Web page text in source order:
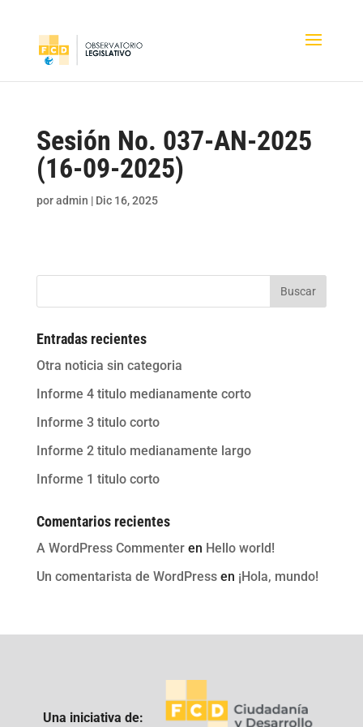
Sesión No. 037-AN-2025
(16-09-2025)
poradmin | Dic 16, 2025
Buscar
Entradas recientes
Otra noticia sin categoria
Informe 4 titulo medianamente corto
Informe 3 titulo corto
Informe 2 titulo medianamente largo
Informe 1 titulo corto
Comentarios recientes
A WordPress Commenteren Hello world!
Un comentarista de WordPressen ¡Hola, mundo!
Una iniciativa de: